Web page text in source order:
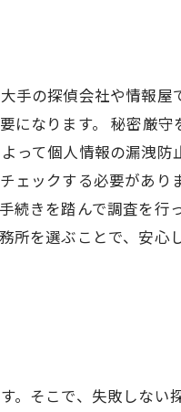
手の探偵会社や情報屋
になります。 秘密厳
って個人情報の漏洩防
ェックする必要があり
続きを踏んで調査を行
所を選ぶことで、安心
。そこで、失敗しない